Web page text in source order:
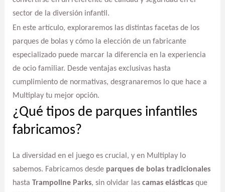
sector de la diversión infantil.
En este artículo, exploraremos las distintas facetas de los
parques de bolas y cómo la elección de un fabricante
especializado puede marcar la diferencia en la experiencia
de ocio familiar. Desde ventajas exclusivas hasta
cumplimiento de normativas, desgranaremos lo que hace a
Multiplay tu mejor opción.
¿Qué tipos de parques infantiles
fabricamos?
La diversidad en el juego es crucial, y en Multiplay lo
sabemos. Fabricamos desde parques de bolas tradicionales
hasta Trampoline Parks, sin olvidar las camas elásticasque